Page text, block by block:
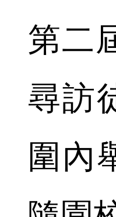
第二
尋訪
圍內